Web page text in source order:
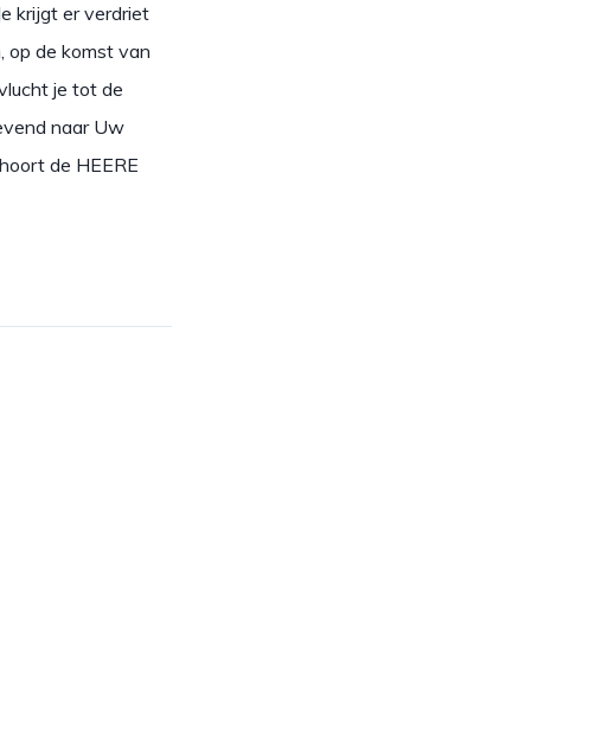
krijgt er verdriet
op de komst van
je tot de
naar Uw
de HEERE